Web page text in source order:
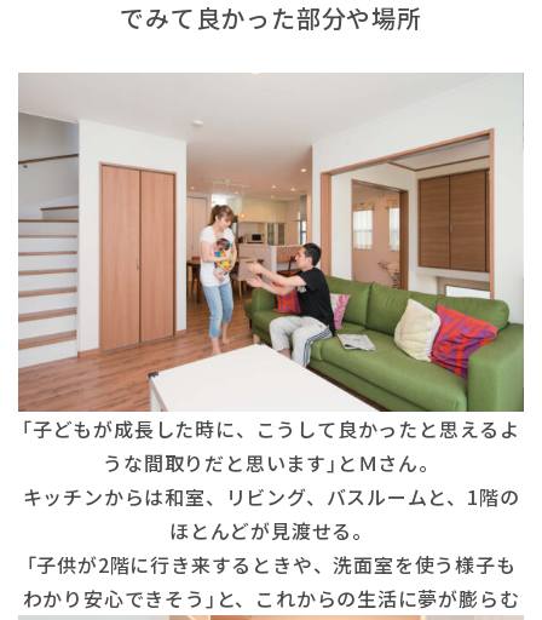
でみて良かった部分や場所
｢子どもが成長した時に、こうして良かったと思えるよ
うな間取りだと思います｣とＭさん。
キッチンからは和室、リビング、バスルームと、1階の
ほとんどが見渡せる。
｢子供が2階に行き来するときや、洗面室を使う様子も
わかり安心できそう｣と、これからの生活に夢が膨らむ